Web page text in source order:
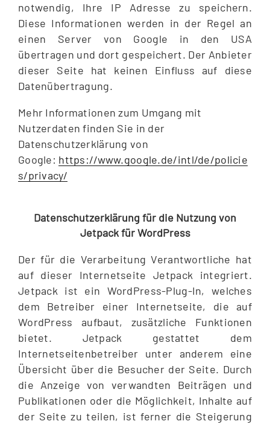
notwendig, Ihre IP Adresse zu speichern.
Diese Informationen werden in der Regel an
einen Server von Google in den USA
übertragen und dort gespeichert. Der Anbieter
dieser Seite hat keinen Einfluss auf diese
Datenübertragung.
Mehr Informationen zum Umgang mit
Nutzerdaten finden Sie in der
Datenschutzerklärung von
Google: https://www.google.de/intl/de/policie
s/privacy/
Datenschutzerklärung für die Nutzung von
Jetpack für WordPress
Der für die Verarbeitung Verantwortliche hat
auf dieser Internetseite Jetpack integriert.
Jetpack ist ein WordPress-Plug-In, welches
dem Betreiber einer Internetseite, die auf
WordPress aufbaut, zusätzliche Funktionen
bietet. Jetpack gestattet dem
Internetseitenbetreiber unter anderem eine
Übersicht über die Besucher der Seite. Durch
die Anzeige von verwandten Beiträgen und
Publikationen oder die Möglichkeit, Inhalte auf
der Seite zu teilen, ist ferner die Steigerung